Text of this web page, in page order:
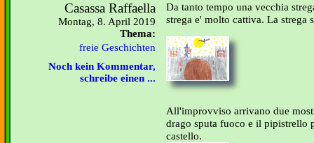
Casassa Raffaella
Montag, 8. April 2019
Thema:
freie Geschichten
Noch kein Kommentar,
schreibe einen ...
Da tanto tempo una vecchia
strega e' molto cattiva. La strega
All'improvviso arrivano due
drago sputa fuoco e il pipistrello
castello.